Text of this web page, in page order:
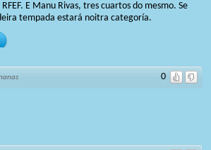
E Manu Rivas, tres cuartos do mesmo. Se
tempada estará noitra categoría.
0